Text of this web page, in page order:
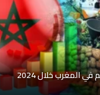
تراجع معدل التضخم في المغرب خلال 2024